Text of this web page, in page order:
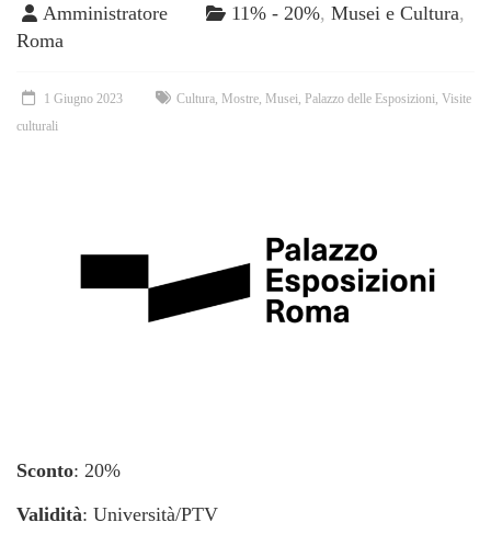
Amministratore 11% - 20%, Musei e Cultura,
Roma
1 Giugno 2023 Cultura Mostre Musei Palazzo delle Esposizioni Visite
culturali
Sconto: 20%
Validità: Università/PTV